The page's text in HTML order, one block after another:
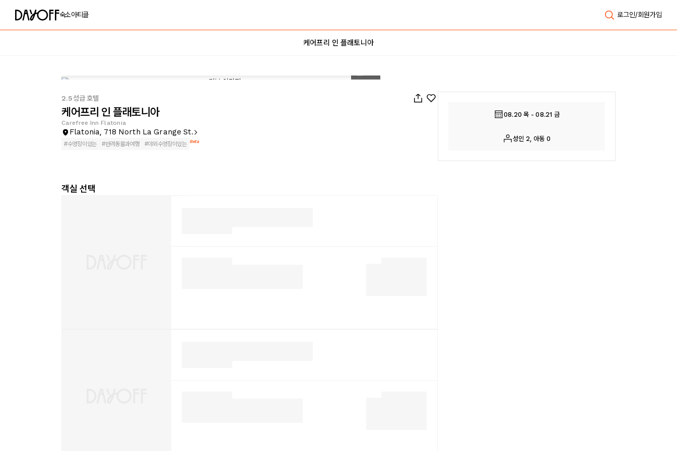
숙소아티클 로그인/회원가입
케어프리 인 플래토니아
2.5성급 호텔
케어프리 인 플래토니아
Carefree Inn Flatonia
Flatonia, 718 North La Grange St.
#수영장이있는 #반려동물과여행 #야외수영장이있는 Beta
객실 선택
08.20 목 - 08.21 금
성인 2, 아동 0